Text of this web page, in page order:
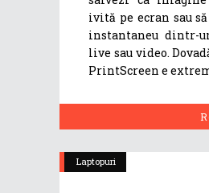
ivită pe ecran sau
instantaneu dintr-
live sau video.
PrintScreen e
Laptopuri